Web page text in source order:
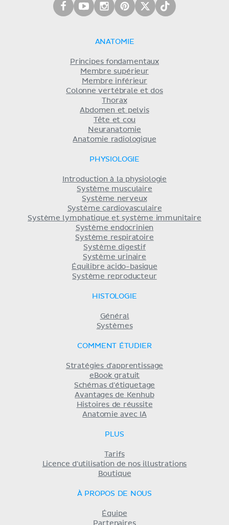
ANATOMIE
Principes fondamentaux
Membre supérieur
Membre inférieur
Colonne vertébrale et dos
Thorax
Abdomen et pelvis
Tête et cou
Neuranatomie
Anatomie radiologique
PHYSIOLOGIE
Introduction à la physiologie
Système musculaire
Système nerveux
Système cardiovasculaire
Système lymphatique et système immunitaire
Système endocrinien
Système respiratoire
Système digestif
Système urinaire
Équilibre acido-basique
Système reproducteur
HISTOLOGIE
Général
Systèmes
COMMENT ÉTUDIER
Stratégies d'apprentissage
eBook gratuit
Schémas d'étiquetage
Avantages de Kenhub
Histoires de réussite
Anatomie avec IA
PLUS
Tarifs
Licence d'utilisation de nos illustrations
Boutique
À PROPOS DE NOUS
Équipe
Partenaires